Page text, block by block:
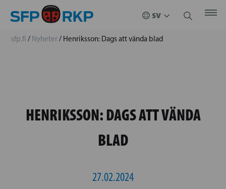
sfp.fi / Nyheter/ Henriksson: Dags att vända blad
HENRIKSSON: DAGS ATT VÄNDA
BLAD
27.02.2024